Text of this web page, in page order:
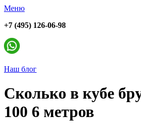
Меню
+7 (495) 126-06-98
Наш блог
Сколько в кубе
100 6 метров